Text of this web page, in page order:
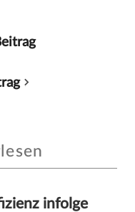
infolge